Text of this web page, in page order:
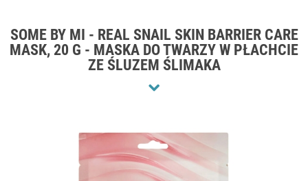
SOME BY MI - REAL SNAIL SKIN BARRIER CARE
MASK, 20 G - MASKA DO TWARZY W PŁACHCIE
ZE ŚLUZEM ŚLIMAKA